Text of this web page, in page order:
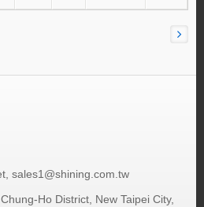
sales1@shining.com.tw
Ho District, New Taipei City,